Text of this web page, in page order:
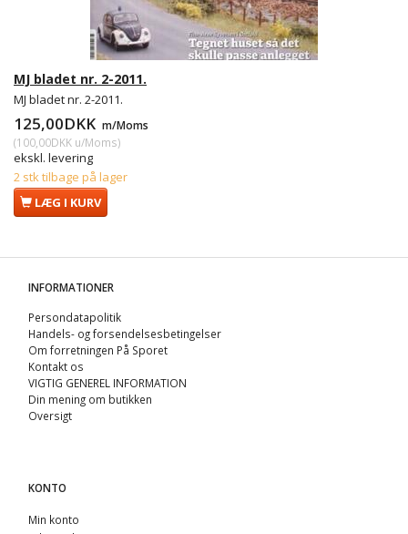
MJ bladet nr. 2-2011.
MJ bladet nr. 2-2011.
125,00DKK m/Moms
(100,00DKK u/Moms)
ekskl. levering
2 stk tilbage på lager
LÆG I KURV
INFORMATIONER
Persondatapolitik
Handels- og forsendelsesbetingelser
Om forretningen På Sporet
Kontakt os
VIGTIG GENEREL INFORMATION
Din mening om butikken
Oversigt
KONTO
Min konto